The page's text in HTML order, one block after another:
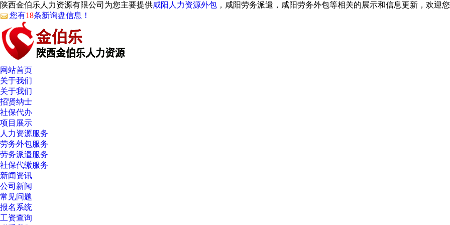
陕西金伯乐人力资源有限公司为您主要提供咸阳人力资源外包 ，咸阳劳务派遣，咸阳劳务外包等相关的展示和信息更新，欢迎
您有18条新询盘信息！
网站首页
关于我们
关于我们
招贤纳士
社保代办
项目展示
人力资源服务
劳务外包服务
劳务派遣服务
社保代缴服务
新闻资讯
公司新闻
常见问题
报名系统
工资查询